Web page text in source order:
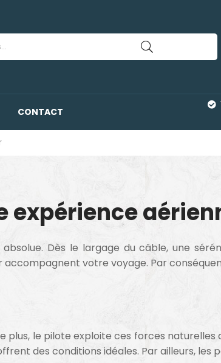
CONTACT
expérience
Dès le largage du câble, une
accompagnent votre voyage. Par
le pilote exploite ces forces naturelles
des conditions idéales. Par ailleurs, les